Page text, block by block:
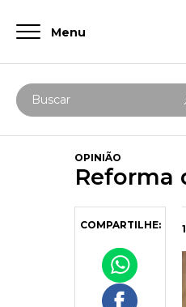
Menu
Digite abaixo sua busca
OPINIÃO
Reforma
COMPARTILHE: